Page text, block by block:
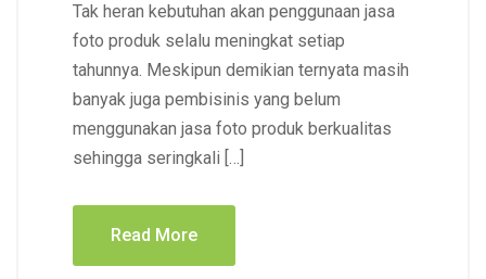
Tak heran kebutuhan akan penggunaan jasa
foto produk selalu meningkat setiap
tahunnya. Meskipun demikian ternyata masih
banyak juga pembisinis yang belum
menggunakan jasa foto produk berkualitas
sehingga seringkali […]
Read More